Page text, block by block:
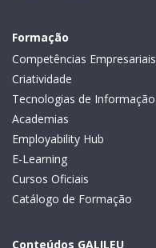
Formação
Competências Empresariais
Criatividade
Tecnologias de Informação
Academias
Employability Hub
E-Learning
Cursos Oficiais
Catálogo de Formação
Conteúdos GALILEU